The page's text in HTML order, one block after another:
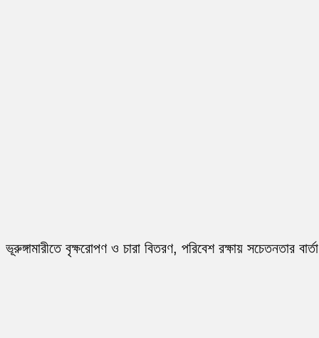
ভূরুঙ্গামারীতে বৃক্ষরোপণ ও চারা বিতরণ, পরিবেশ রক্ষায় সচেতনতার বার্তা